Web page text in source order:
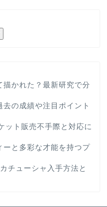
かれた？最新研究で分
の成績や注目ポイント
ット販売不手際と対応に
ーと多彩な才能を持つプ
チューシャ入手方法と